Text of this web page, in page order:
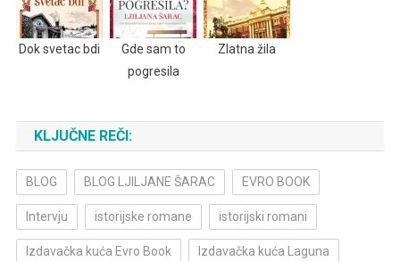
Dok svetac bdi
Gde sam to
pogresila
Zlatna žila
KLJUČNE REČI:
BLOG BLOG LJILJANE ŠARAC EVRO BOOK
Intervju istorijske romane istorijski romani
Izdavačka kuća Evro Book Izdavačka kuća Laguna